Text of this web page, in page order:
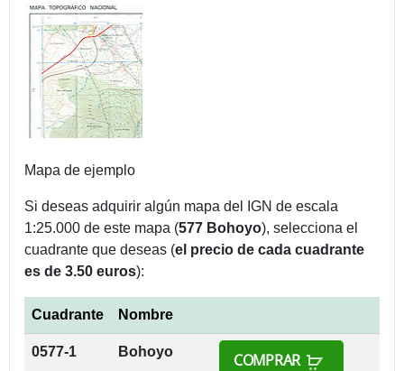
Mapa de ejemplo
Si deseas adquirir algún mapa del IGN de escala
1:25.000 de este mapa (577 Bohoyo), selecciona el
cuadrante que deseas (el precio de cada cuadrante
es de 3.50 euros):
Cuadrante Nombre
0577-1 Bohoyo COMPRAR